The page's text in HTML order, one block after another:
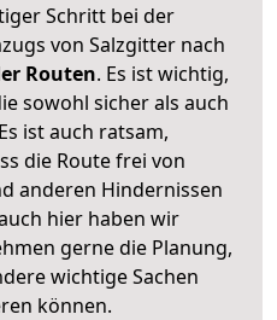
Schritt bei der
von Salzgitter nach
Routen. Es ist wichtig,
sowohl sicher als auch
ist auch ratsam,
die Route frei von
anderen Hindernissen
hier haben wir
gerne die Planung,
wichtige Sachen
können.